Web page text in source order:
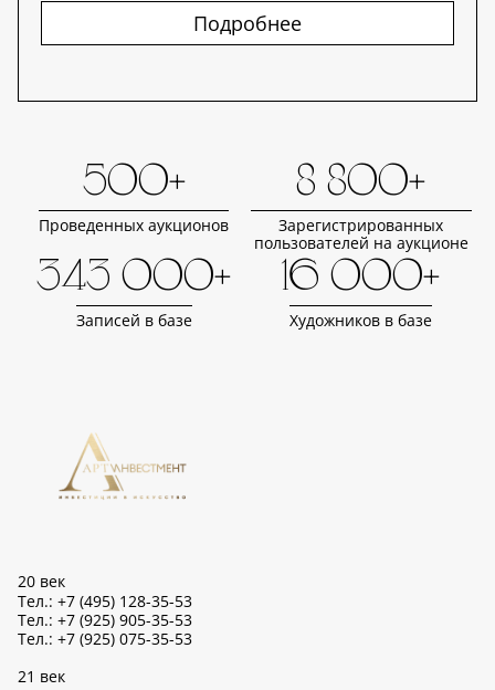
Подробнее
500+
Проведенных аукционов
8 800+
Зарегистрированных
пользователей на аукционе
343 000+
Записей в базе
16 000+
Художников в базе
20 век
Тел.: +7 (495) 128-35-53
Тел.: +7 (925) 905-35-53
Тел.: +7 (925) 075-35-53
21 век